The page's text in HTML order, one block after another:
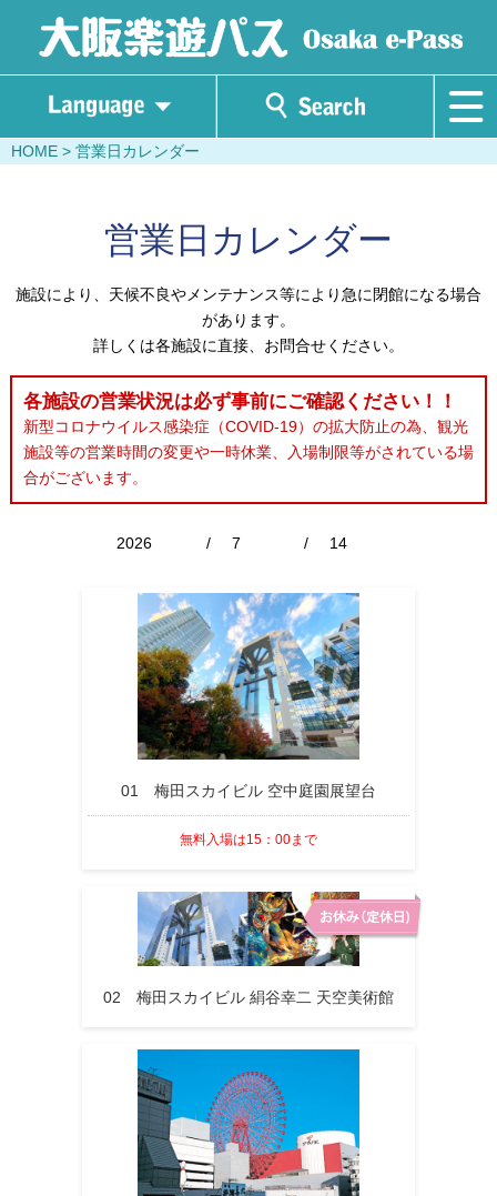
HOME > 営業日カレンダー
営業日カレンダー
施設により、天候不良やメンテナンス等により急に閉館になる場合
があります。
詳しくは各施設に直接、お問合せください。
各施設の営業状況は必ず事前にご確認ください！！
新型コロナウイルス感染症（COVID-19）の拡大防止の為、観光
施設等の営業時間の変更や一時休業、入場制限等がされている場
合がございます。
/ /
01 梅田スカイビル 空中庭園展望台
無料入場は15：00まで
02 梅田スカイビル 絹谷幸二 天空美術館